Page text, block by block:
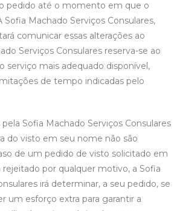
pedido até o momento em que o
Sofia Machado Serviços Consulares,
comunicar essas alterações ao
Serviços Consulares reserva-se ao
serviço mais adequado disponível,
de tempo indicadas pelo
pela Sofia Machado Serviços Consulares
do visto em seu nome não são
de um pedido de visto solicitado em
por qualquer motivo, a Sofia
irá determinar, a seu pedido, se
um esforço extra para garantir a